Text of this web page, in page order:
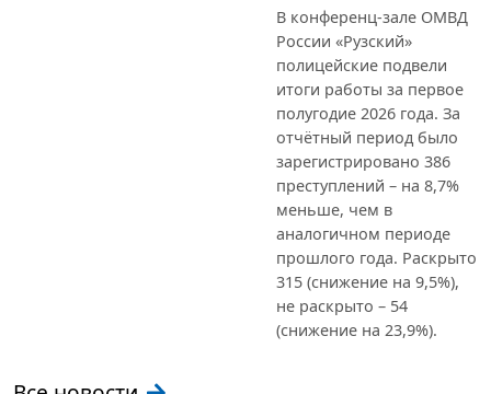
В конференц-зале ОМВД
России «Рузский»
полицейские подвели
итоги работы за первое
полугодие 2026 года. За
отчётный период было
зарегистрировано 386
преступлений – на 8,7%
меньше, чем в
аналогичном периоде
прошлого года. Раскрыто
315 (снижение на 9,5%),
не раскрыто – 54
(снижение на 23,9%).